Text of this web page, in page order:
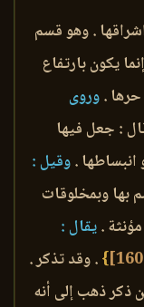
. وهو قسم
يكون بارتفاع
حرها .وروى
: جعل فيها
انبساطها .وقيل :
بها وبمخلوقات
مؤنثة .يقال :
}. وقد تذكر .
ذكر ذهب إلى أنه